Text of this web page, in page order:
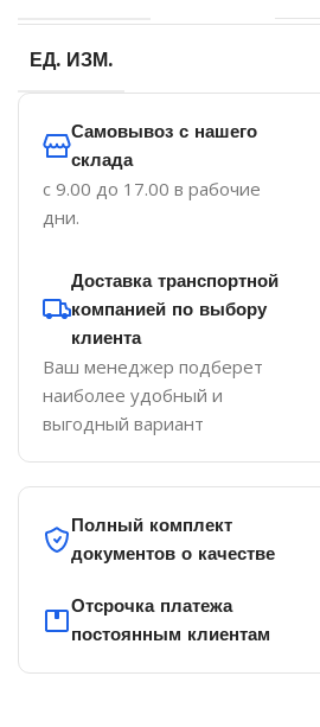
ЕД. ИЗМ.
Самовывоз с нашего
склада
с 9.00 до 17.00 в рабочие
дни.
Доставка транспортной
компанией по выбору
клиента
Ваш менеджер подберет
наиболее удобный и
выгодный вариант
Полный комплект
документов о качестве
Отсрочка платежа
постоянным клиентам